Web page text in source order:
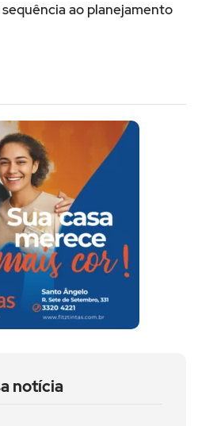
ao planejamento
notícia